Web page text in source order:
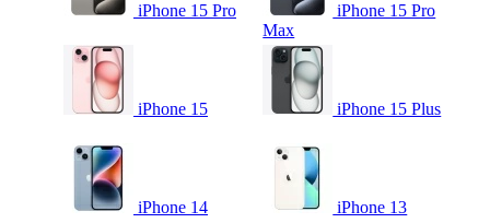
iPhone 15 Pro
iPhone 15 Pro
Max
iPhone 15 iPhone 15 Plus
iPhone 14 iPhone 13